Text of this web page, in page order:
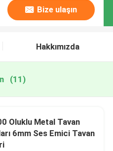
Bize ulaşın
Hakkımızda
(11)
Oluklu Metal Tavan
6mm Ses Emici Tavan